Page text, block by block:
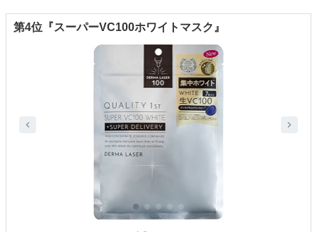
第4位『スーパーVC100ホワイトマスク』